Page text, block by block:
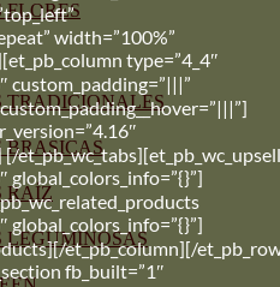
TRADICIONALES
BRASICAS
RAÍZ
LEGUMINOSAS
width=”100%”
type=”4_4″
custom_padding=”|||”
global_colors_info=”{}”]
global_colors_info=”{}”]
et_pb_column][/
fb_built=”1″